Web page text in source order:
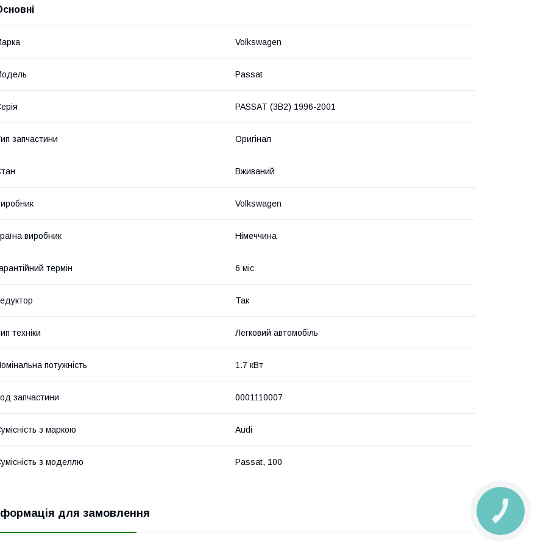
Volkswagen
Passat
PASSAT (3B2) 1996-2001
запчастини Оригінал
Вживаний
Volkswagen
виробник Німеччина
термін 6 міс
Так
техніки Легковий автомобіль
потужність 1.7 кВт
запчастини 0001110007
з маркою Audi
з моделлю Passat, 100
для замовлення
КНОПКА
ЗВ'ЯЗКУ